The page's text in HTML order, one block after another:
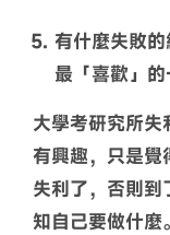
有什麼失敗
最「喜歡」的
大學考研究所失
有興趣，只是
失利了，否則到
知自己要做什麼